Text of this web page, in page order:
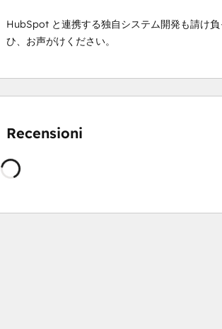
HubSpot と連携する独自システム開発も請け
ひ、お声がけください。
Recensioni
Caricamento